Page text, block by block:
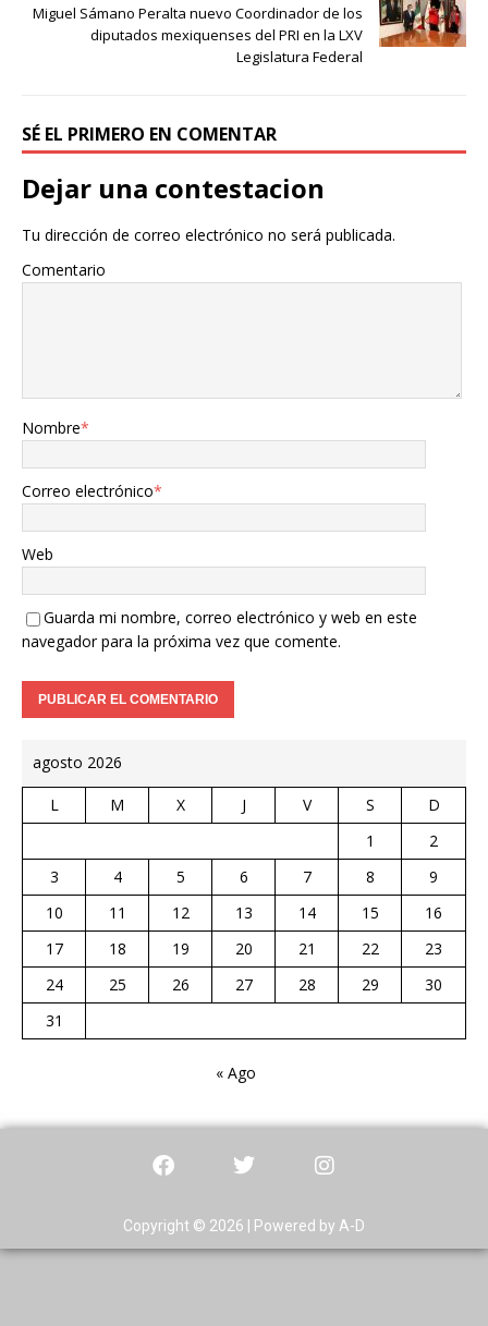
Miguel Sámano Peralta nuevo Coordinador de los
diputados mexiquenses del PRI en la LXV
Legislatura Federal
SÉ EL PRIMERO EN COMENTAR
Dejar una contestacion
Tu dirección de correo electrónico no será publicada.
Comentario
Nombre*
Correo electrónico*
Web
Guarda mi nombre, correo electrónico y web en este
navegador para la próxima vez que comente.
agosto 2026
L M X J V S
D
1
2
3
4 5 6 7 8
9
10
11 12 13 14 15
16
17
18 19 20 21 22
23
24
25 26 27 28 29
30
31
« Ago
Copyright © 2026 | Powered by A-D